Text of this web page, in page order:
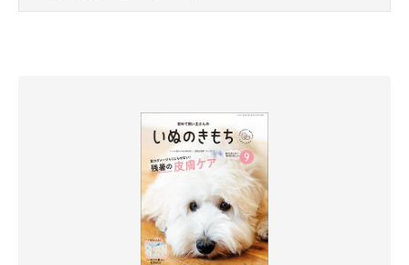
です。癒やし効果バツグンの笑顔ですね！
健ちゃんの飼い主さんからは、
「本当にいろいろなことがありました。その度にこの笑顔にどれ
ほど助けられたでしょう。ありがとう。ありがとう」